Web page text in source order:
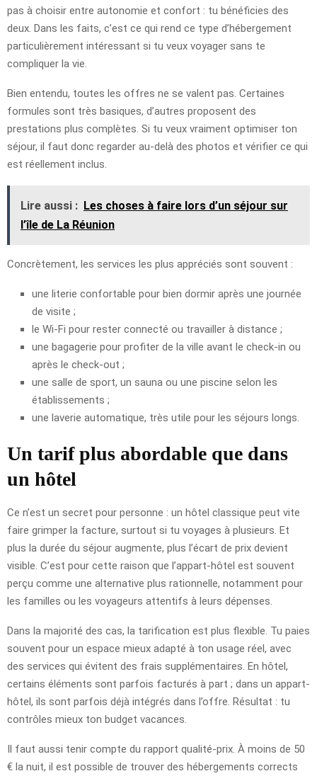
pas à choisir entre autonomie et confort : tu bénéficies des
deux. Dans les faits, c’est ce qui rend ce type d’hébergement
particulièrement intéressant si tu veux voyager sans te
compliquer la vie.
Bien entendu, toutes les offres ne se valent pas. Certaines
formules sont très basiques, d’autres proposent des
prestations plus complètes. Si tu veux vraiment optimiser ton
séjour, il faut donc regarder au-delà des photos et vérifier ce qui
est réellement inclus.
Lire aussi : Les choses à faire lors d’un séjour sur
l’île de La Réunion
Concrètement, les services les plus appréciés sont souvent :
une literie confortable pour bien dormir après une journée
de visite ;
le Wi-Fi pour rester connecté ou travailler à distance ;
une bagagerie pour profiter de la ville avant le check-in ou
après le check-out ;
une salle de sport, un sauna ou une piscine selon les
établissements ;
une laverie automatique, très utile pour les séjours longs.
Un tarif plus abordable que dans
un hôtel
Ce n’est un secret pour personne : un hôtel classique peut vite
faire grimper la facture, surtout si tu voyages à plusieurs. Et
plus la durée du séjour augmente, plus l’écart de prix devient
visible. C’est pour cette raison que l’appart-hôtel est souvent
perçu comme une alternative plus rationnelle, notamment pour
les familles ou les voyageurs attentifs à leurs dépenses.
Dans la majorité des cas, la tarification est plus flexible. Tu paies
souvent pour un espace mieux adapté à ton usage réel, avec
des services qui évitent des frais supplémentaires. En hôtel,
certains éléments sont parfois facturés à part ; dans un appart-
hôtel, ils sont parfois déjà intégrés dans l’offre. Résultat : tu
contrôles mieux ton budget vacances.
Il faut aussi tenir compte du rapport qualité-prix. À moins de 50
€ la nuit, il est possible de trouver des hébergements corrects